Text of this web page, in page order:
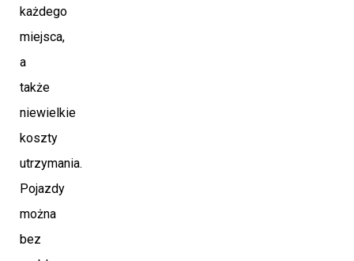
każdego
miejsca,
a
także
niewielkie
koszty
utrzymania.
Pojazdy
można
bez